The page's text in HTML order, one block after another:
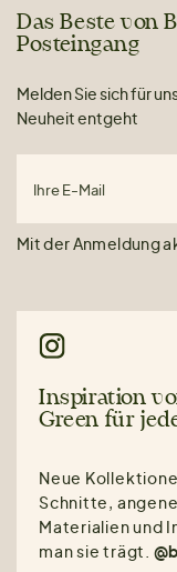
Das Beste von
Posteingang
Melden Sie sich für
Neuheit entgeht
Ihre E-Mail
Mit der Anmeldung
Inspiration
Green für
Neue
Schnitte,
Materialien und
man sie trägt.